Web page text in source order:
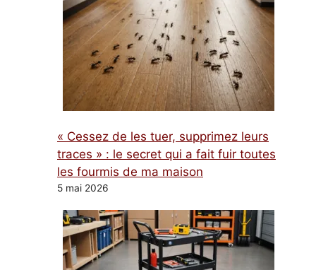
« Cessez de les tuer, supprimez leurs
traces » : le secret qui a fait fuir toutes
les fourmis de ma maison
5 mai 2026